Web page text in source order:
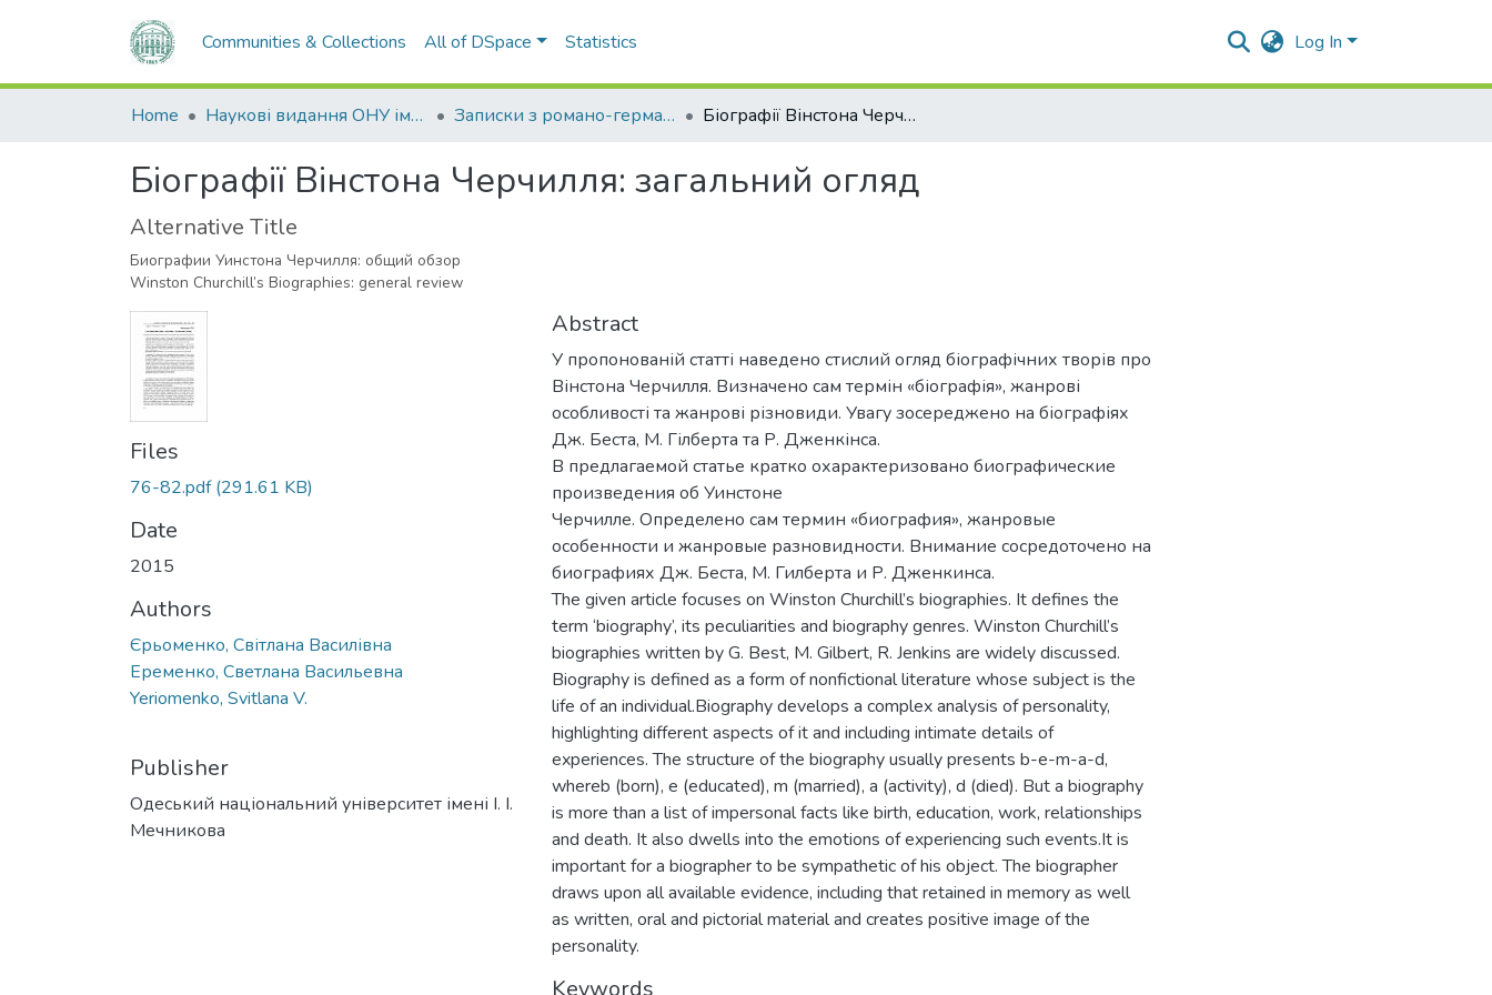
Communities & Collections All of DSpace Statistics Log In
Home Наукові видання ОНУ імені І. І. Мечникова Записки з романо-германської філології Біографії Вінстона Черчилля: загальний огляд
Біографії Вінстона Черчилля: загальний огляд
Alternative Title
Биографии Уинстона Черчилля: общий обзор
Winston Churchill’s Biographies: general review
Files
76-82.pdf(291.61 KB)
Date
2015
Authors
Єрьоменко, Світлана Василівна
Еременко, Светлана Васильевна
Yeriomenko, Svitlana V.
Publisher
Одеський національний університет імені І. І.
Мечникова
Abstract
У пропонованій статті наведено стислий огляд біографічних творів про
Вінстона Черчилля. Визначено сам термін «біографія», жанрові
особливості та жанрові різновиди. Увагу зосереджено на біографіях
Дж. Беста, М. Гілберта та Р. Дженкінса.
В предлагаемой статье кратко охарактеризовано биографические
произведения об Уинстоне
Черчилле. Определено сам термин «биография», жанровые
особенности и жанровые разновидности. Внимание сосредоточено на
биографиях Дж. Беста, М. Гилберта и Р. Дженкинса.
The given article focuses on Winston Churchill’s biographies. It defines the
term ‘biography’, its peculiarities and biography genres. Winston Churchill’s
biographies written by G. Best, M. Gilbert, R. Jenkins are widely discussed.
Biography is defined as a form of nonfictional literature whose subject is the
life of an individual.Biography develops a complex analysis of personality,
highlighting different aspects of it and including intimate details of
experiences. The structure of the biography usually presents b-e-m-a-d,
whereb (born), e (educated), m (married), a (activity), d (died). But a biography
is more than a list of impersonal facts like birth, education, work, relationships
and death. It also dwells into the emotions of experiencing such events.It is
important for a biographer to be sympathetic of his object. The biographer
draws upon all available evidence, including that retained in memory as well
as written, oral and pictorial material and creates positive image of the
personality.
Keywords